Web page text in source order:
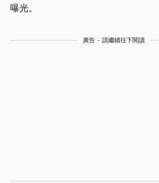
曝光。
廣告 - 請繼續往下閱讀